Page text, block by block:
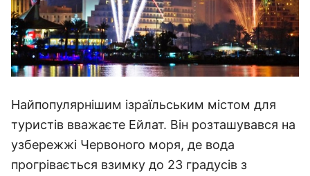
Найпопулярнішим ізраїльським містом для
туристів вважаєте Ейлат. Він розташувався на
узбережжі Червоного моря, де вода
прогрівається взимку до 23 градусів з